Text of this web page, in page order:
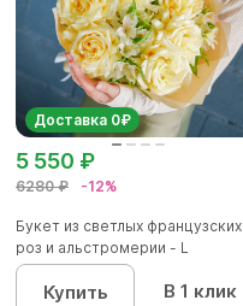
Доставка 0₽
6280 ₽ -12%
5 550 ₽
Букет из светлых французских
роз и альстромерии - L
Купить В 1 клик